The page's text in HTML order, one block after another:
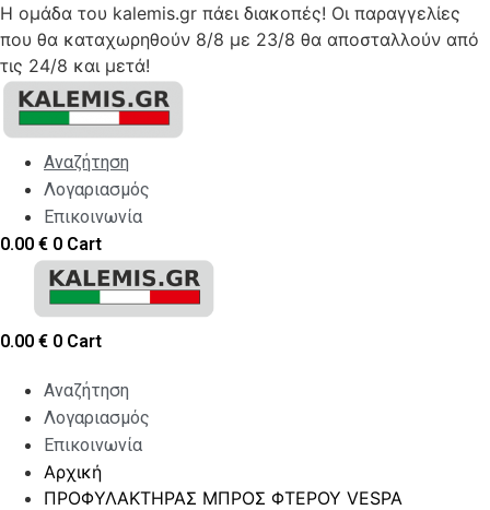
Η ομάδα του kalemis.gr πάει διακοπές! Οι παραγγελίες
που θα καταχωρηθούν 8/8 με 23/8 θα αποσταλλούν από
τις 24/8 και μετά!
Skip
content
Αναζήτηση
Λογαριασμός
Επικοινωνία
0.00 € 0 Cart
0.00 € 0 Cart
Αναζήτηση
Λογαριασμός
Επικοινωνία
Αρχική
ΠΡΟΦΥΛΑΚΤΗΡΑΣ ΜΠΡΟΣ ΦΤΕΡΟΥ VESPA